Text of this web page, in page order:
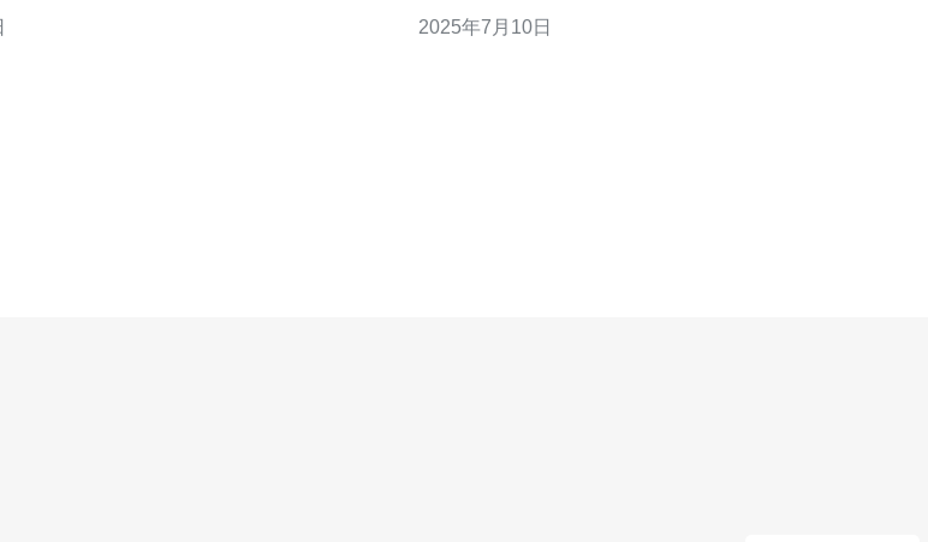
链接到一个主站点的网络营销策略。这
定的网络连接体验。 香港作为亚洲的金融中心和商业枢
2025年7月10日